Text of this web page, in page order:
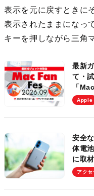
表示を元に戻すときに
表示されたままになっ
キーを押しながら三角
最新
て・
「
を、9
Apple
安全
体電
に取
Pro」
アクセ